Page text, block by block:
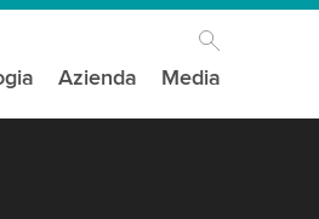
Azienda Media